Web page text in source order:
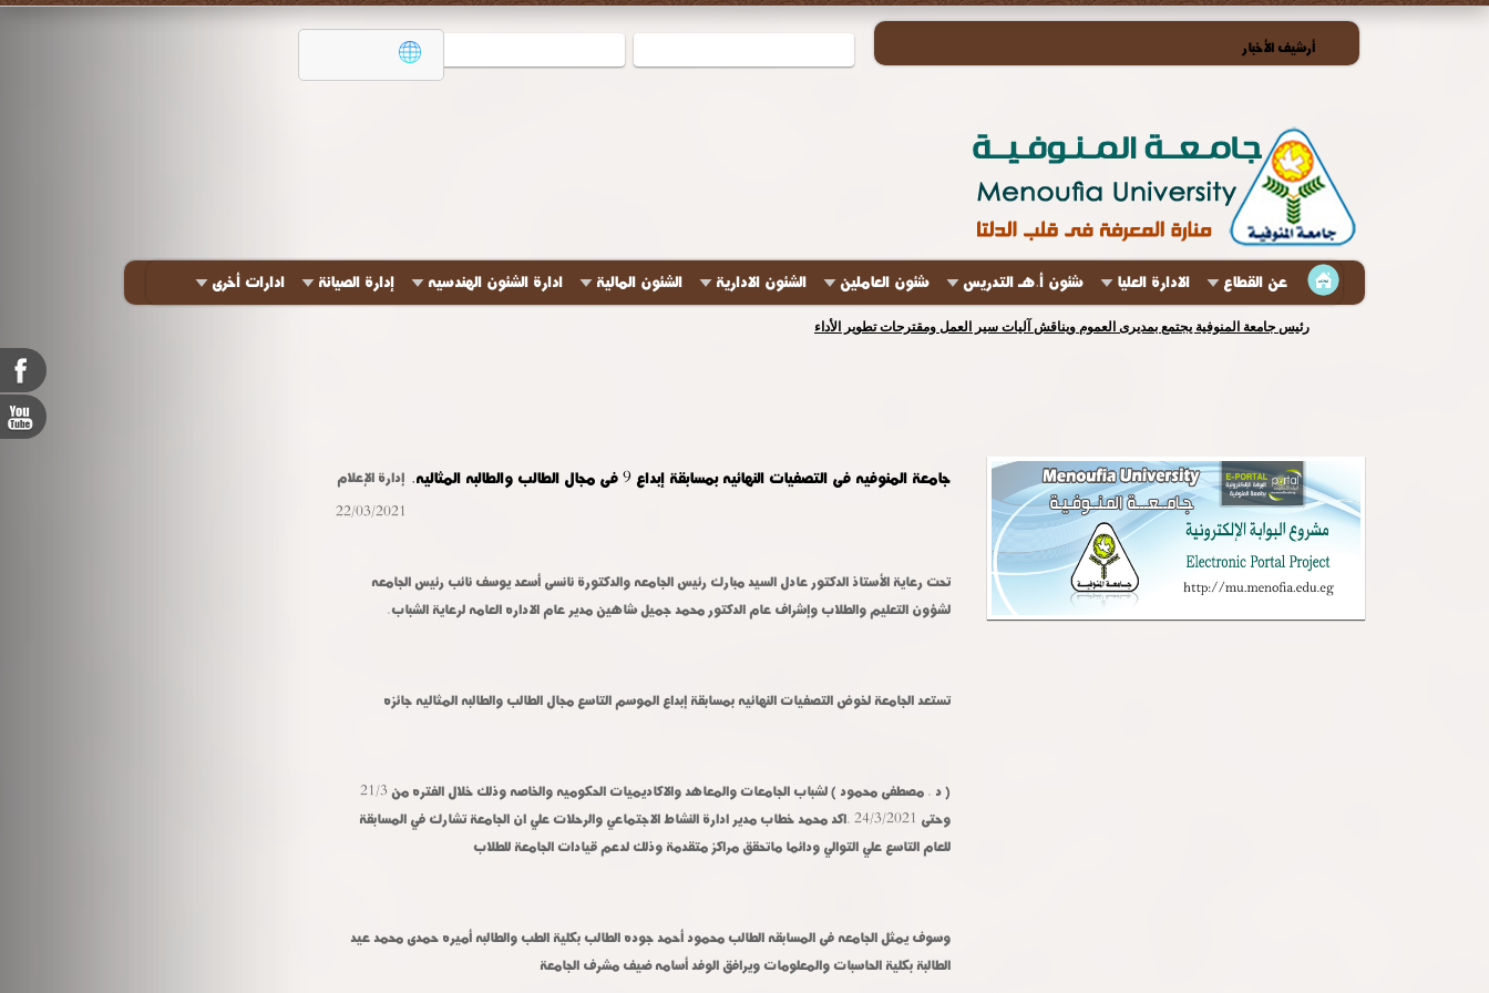
أرشيف الأخبار
عن القطاع الادارة العليا شئون أ.هـ التدريس شئون العاملين الشئون الادارية الشئون المالية ادارة الشئون الهندسيه إدارة الصيانة ادارات أخرى
رئيس جامعة المنوفية يجتمع بمديرى العموم ويناقش آليات سير العمل ومقترحات تطوير الأداء
جامعة المنوفيه فى التصفيات النهائيه بمسابقة إبداع 9 فى مجال الطالب والطالبه المثاليه.
إدارة الإعلام
22/03/2021
لشؤون التعليم والطلاب وإشراف عام الدكتور محمد جميل شاهين مدير عام الاداره العامه لرعاية الشباب.
تستعد الجامعة لخوض التصفيات النهائيه بمسابقة إبداع الموسم التاسع مجال الطالب والطالبه المثاليه جائزه
( د . مصطفى محمود ) لشباب الجامعات والمعاهد والاكاديميات الحكوميه والخاصه وذلك خلال الفتره من 21/3
للعام التاسع علي التوالي ودائما ماتحقق مراكز متقدمة وذلك لدعم قيادات الجامعة للطلاب
الطالبة بكلية الحاسبات والمعلومات ويرافق الوفد أسامه ضيف مشرف الجامعة